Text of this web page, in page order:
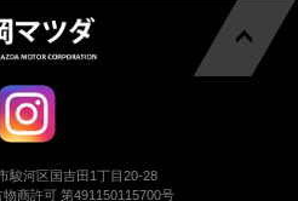
駿河区国吉田1丁目20-28
商許可 第491150115700号